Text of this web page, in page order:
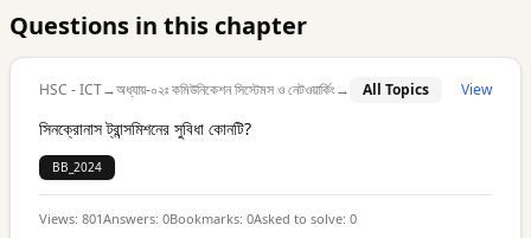
Questions in this chapter
HSC - ICT→অধ্যায়-০২ঃ কমিউনিকেশন সিস্টেমস ও নেটওয়ার্কিং→ All Topics View
সিনক্রোনাস ট্রান্সমিশনের সুবিধা কোনটি?
BB_2024
Views: 801Answers: 0Bookmarks: 0Asked to solve: 0